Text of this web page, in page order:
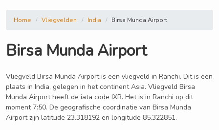
Home Vliegvelden India Birsa Munda Airport
Birsa Munda Airport
Vliegveld Birsa Munda Airport is een vliegveld in Ranchi. Dit is een
plaats in India, gelegen in het continent Asia. Vliegveld Birsa
Munda Airport heeft de iata code IXR. Het is in Ranchi op dit
moment 7:50. De geografische coordinatie van Birsa Munda
Airport zijn latitude 23.318192 en longitude 85.322851.